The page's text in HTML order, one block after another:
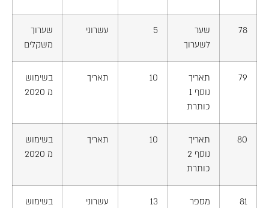
78
שער
לשערוך
5 עשרוני
שערוך
משקלים
79
תאריך
נוסף 1
כותרת
10 תאריך
בשימוש
מ 2020
80
תאריך
נוסף 2
כותרת
10 תאריך
בשימוש
מ 2020
81
מספר
13 עשרוני
בשימוש